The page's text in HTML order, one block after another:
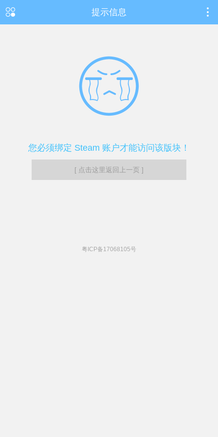
提示信息
您必须绑定 Steam 账户才能访问该版块！
[ 点击这里返回上一页 ]
粤ICP备17068105号